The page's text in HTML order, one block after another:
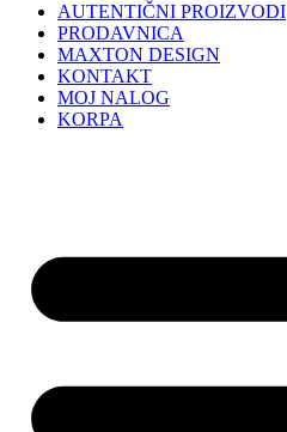
AUTENTIČNI PROIZVODI
PRODAVNICA
MAXTON DESIGN
KONTAKT
MOJ NALOG
KORPA